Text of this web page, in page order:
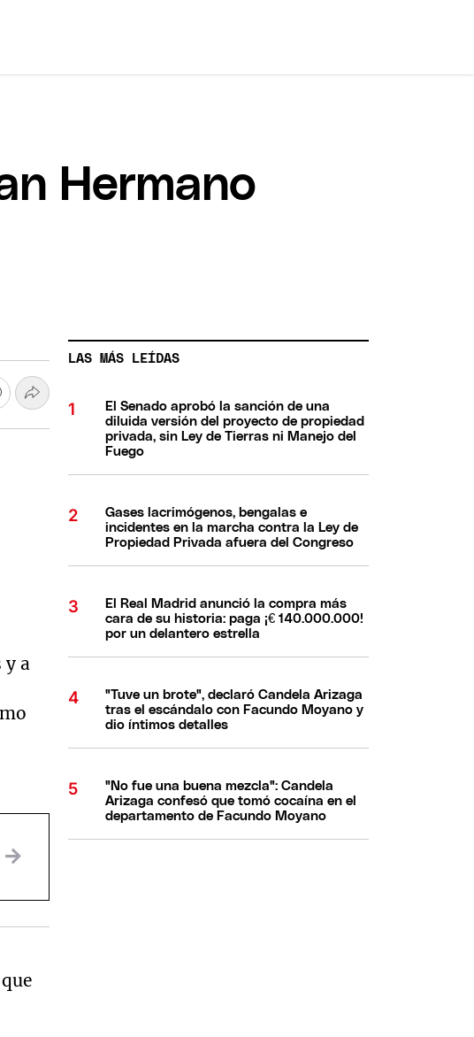
Hermano
y a
LAS MÁS LEÍDAS
El Senado aprobó la sanción de una
diluida versión del proyecto de propiedad
privada, sin Ley de Tierras ni Manejo del
Fuego
Gases lacrimógenos, bengalas e
incidentes en la marcha contra la Ley de
Propiedad Privada afuera del Congreso
El Real Madrid anunció la compra más
cara de su historia: paga ¡€ 140.000.000!
por un delantero estrella
"Tuve un brote", declaró Candela Arizaga
tras el escándalo con Facundo Moyano y
dio íntimos detalles
"No fue una buena mezcla": Candela
Arizaga confesó que tomó cocaína en el
departamento de Facundo Moyano